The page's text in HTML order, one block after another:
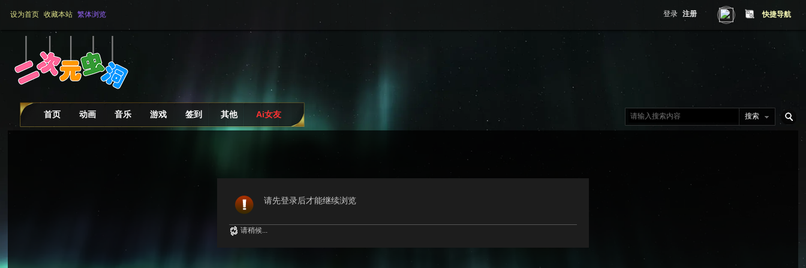
设为首页 收藏本站 繁体浏览 快捷导航
登录 注册
搜索
首页 动画 音乐 游戏 签到 其他 Ai女友
请先登录后才能继续浏览
请稍候...